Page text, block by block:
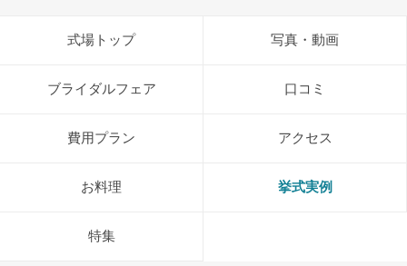
式場トップ 写真・動画
ブライダルフェア 口コミ
費用プラン アクセス
お料理 挙式実例
特集